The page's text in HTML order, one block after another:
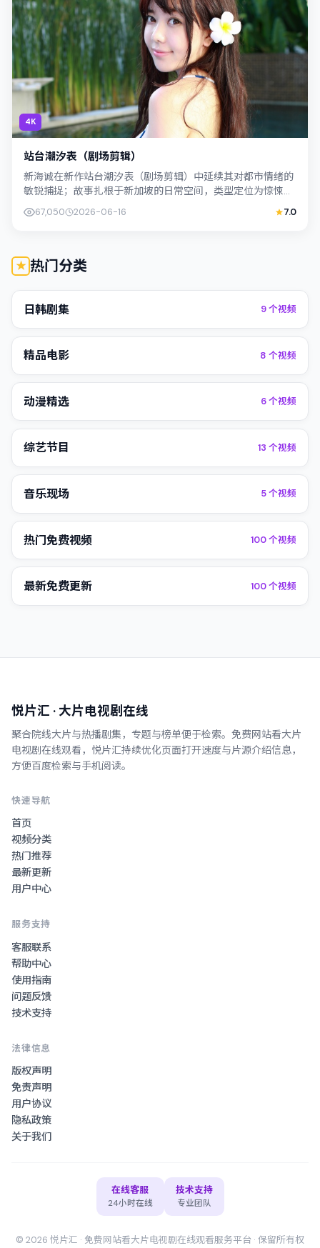
4K
站台潮汐表（剧场剪辑）
新海诚在新作站台潮汐表（剧场剪辑）中延续其对都市情绪的
敏锐捕捉；故事扎根于新加坡的日常空间，类型定位为惊悚。
主演宋康昊、胡歌以克制表演撑起情感内...
67,050 2026-06-16 7.0
热门分类
日韩剧集 9个视频
精品电影 8 个视频
动漫精选 6个视频
综艺节目 13 个视频
音乐现场 5个视频
热门免费视频 100个视频
最新免费更新 100个视频
悦片汇 · 大片电视剧在线
聚合院线大片与热播剧集，专题与榜单便于检索。 免费网站看大片
电视剧在线观看 ， 悦片汇持续优化页面打开速度与片源介绍信息，
方便百度检索与手机阅读。
快速导航
首页
视频分类
热门推荐
最新更新
用户中心
服务支持
客服联系
帮助中心
使用指南
问题反馈
技术支持
法律信息
版权声明
免责声明
用户协议
隐私政策
关于我们
在线客服
24小时在线
技术支持
专业团队
© 2026 悦片汇 · 免费网站看大片电视剧在线观看服务平台 · 保留所有权